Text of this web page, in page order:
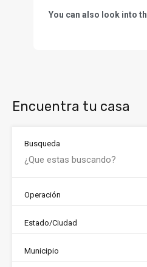
Encuentra tu casa
Busqueda
Operación
Estado/Ciudad
Municipio
You can also look into